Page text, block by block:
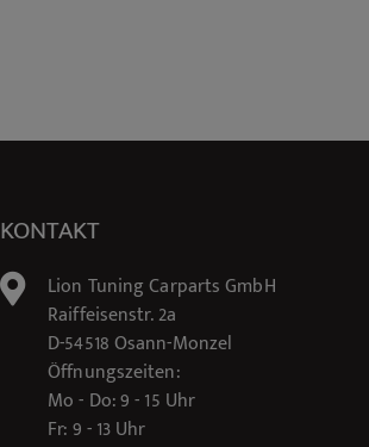
KONTAKT
Lion Tuning Carparts GmbH
Raiffeisenstr. 2a
D-54518 Osann-Monzel
Öffnungszeiten:
Mo - Do: 9 - 15 Uhr
Fr: 9 - 13 Uhr